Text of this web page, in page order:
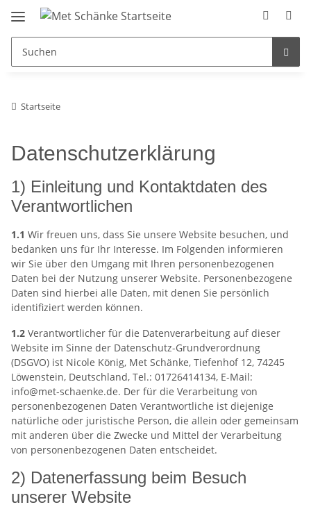
Startseite
Datenschutzerklärung
1) Einleitung und Kontaktdaten des
Verantwortlichen
1.1 Wir freuen uns, dass Sie unsere Website besuchen, und
bedanken uns für Ihr Interesse. Im Folgenden informieren
wir Sie über den Umgang mit Ihren personenbezogenen
Daten bei der Nutzung unserer Website. Personenbezogene
Daten sind hierbei alle Daten, mit denen Sie persönlich
identifiziert werden können.
1.2 Verantwortlicher für die Datenverarbeitung auf dieser
Website im Sinne der Datenschutz-Grundverordnung
(DSGVO) ist Nicole König, Met Schänke, Tiefenhof 12, 74245
Löwenstein, Deutschland, Tel.: 01726414134, E-Mail:
info@met-schaenke.de. Der für die Verarbeitung von
personenbezogenen Daten Verantwortliche ist diejenige
natürliche oder juristische Person, die allein oder gemeinsam
mit anderen über die Zwecke und Mittel der Verarbeitung
von personenbezogenen Daten entscheidet.
2) Datenerfassung beim Besuch
unserer Website